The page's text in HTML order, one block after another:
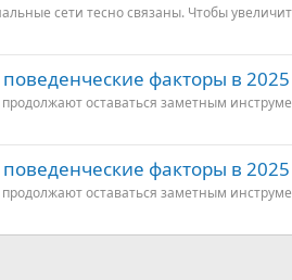
сети тесно связаны. Чтобы
поведенческие факторы в 2025
оставаться заметным
поведенческие факторы в 2025
оставаться заметным